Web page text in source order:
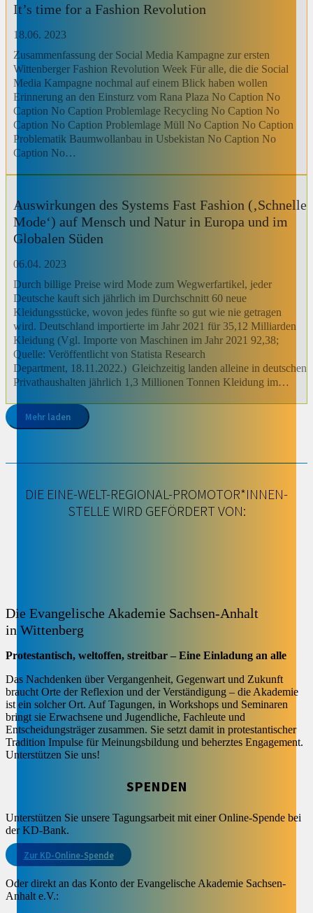
It’s time for a Fashion Revolution
18.06. 2023
Zusammenfassung der Social Media Kampagne zur ersten
Wittenberger Fashion Revolution Week Für alle, die die Social
Media Kampagne nochmal auf einem Blick haben wollen
Erinnerung an den Einsturz vom Rana Plaza No Caption No
Caption No Caption Problemlage Recycling No Caption No
Caption No Caption Problemlage Müll No Caption No Caption
Problematik Baumwollanbau in Usbekistan No Caption No
Caption No…
Auswirkungen des Systems Fast Fashion (‚Schnelle
Mode‘) auf Mensch und Natur in Europa und im
Globalen Süden
06.04. 2023
Durch billige Preise wird Mode zum Wegwerfartikel, jeder
Deutsche kauft sich jährlich im Durchschnitt 60 neue
Kleidungsstücke, wovon jedes fünfte so gut wie nie getragen
wird. Deutschland importierte im Jahr 2021 für 35,12 Milliarden
Kleidung (Vgl. Importe von Maschinen im Jahr 2021 92,38;
Quelle: Veröffentlicht von Statista Research
Department, 18.11.2022.) Gleichzeitig landen alleine in deutschen
Privathaushalten jährlich 1,3 Millionen Tonnen Kleidung im…
Mehr laden
DIE EINE-WELT-REGIONAL-PROMOTOR*INNEN-
STELLE WIRD GEFÖRDERT VON:
Die Evangelische Akademie Sachsen-Anhalt
in Wittenberg
Protestantisch, weltoffen, streitbar – Eine Einladung an alle
Das Nachdenken über Vergangenheit, Gegenwart und Zukunft
braucht Orte der Reflexion und der Verständigung – die Akademie
ist ein solcher Ort. Auf Tagungen, in Workshops und Seminaren
bringt sie Erwachsene und Jugendliche, Fachleute und
Entscheidungsträger zusammen. Sie setzt damit in protestantischer
Tradition Impulse für Meinungsbildung und beherztes Engagement.
Unterstützen Sie uns!
SPENDEN
Unterstützen Sie unsere Tagungsarbeit mit einer Online-Spende bei
der KD-Bank.
Zur KD-Online-Spende
Oder direkt an das Konto der Evangelische Akademie Sachsen-
Anhalt e.V.: